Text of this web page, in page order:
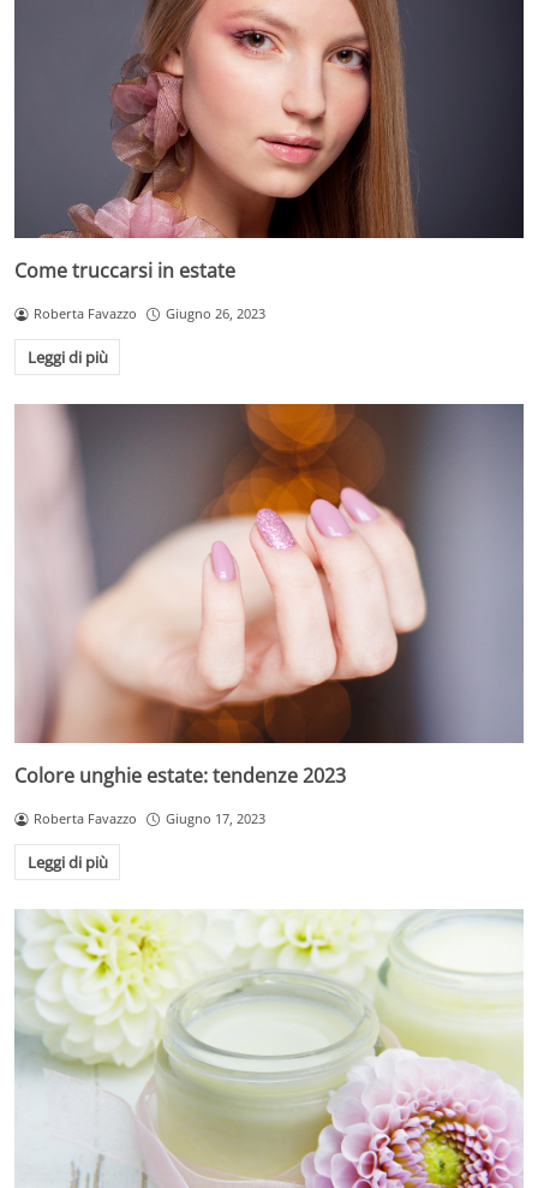
Come truccarsi in estate
Roberta Favazzo Giugno 26, 2023
Leggi di più
Colore unghie estate: tendenze 2023
Roberta Favazzo Giugno 17, 2023
Leggi di più